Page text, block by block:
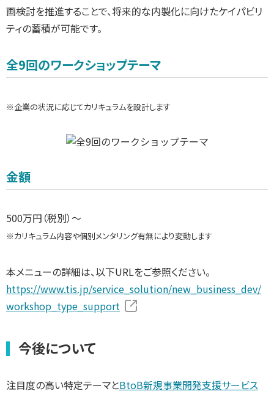
画検討を推進することで、将来的な内製化に向けたケイパビリ
ティの蓄積が可能です。
全9回のワークショップテーマ
※企業の状況に応じてカリキュラムを設計します
金額
500万円（税別）～
※カリキュラム内容や個別メンタリング有無により変動します
本メニューの詳細は、以下URLをご参照ください。
https://www.tis.jp/service_solution/new_business_dev/
workshop_type_support
今後について
注目度の高い特定テーマとBtoB新規事業開発支援サービス